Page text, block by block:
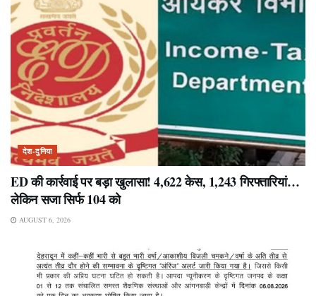
देश-दुनिया
ED की कार्रवाई पर बड़ा खुलासा! 4,622 केस, 1,243 गिरफ्तारियां…
लेकिन सजा सिर्फ 104 को
AUGUST 6, 2026